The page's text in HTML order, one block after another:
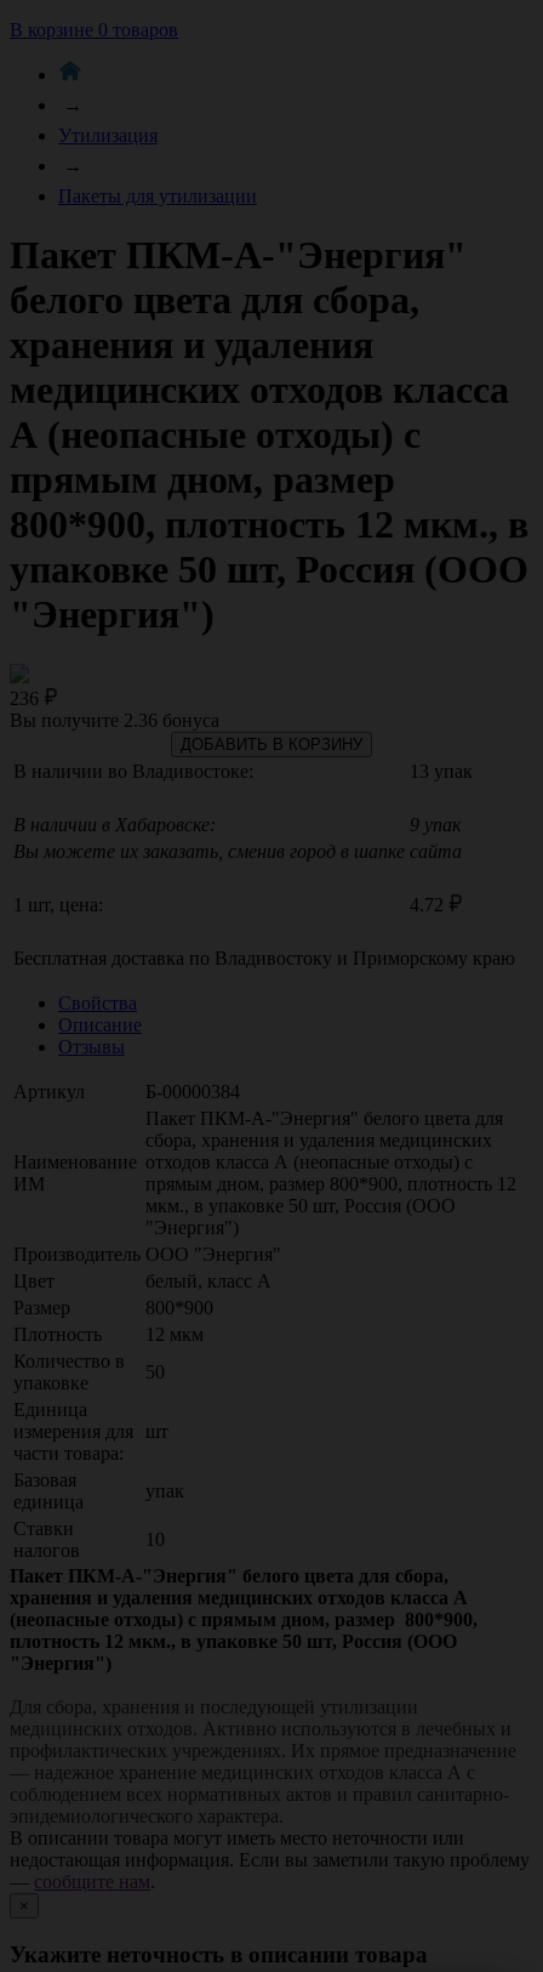
В корзине 0 товаров
→
Утилизация
→
Пакеты для утилизации
Пакет ПКМ-А-"Энергия"
белого цвета для сбора,
хранения и удаления
медицинских отходов класса
А (неопасные отходы) с
прямым дном, размер
800*900, плотность 12 мкм., в
упаковке 50 шт, Россия (ООО
"Энергия")
236
Вы получите 2.36 бонуса
ДОБАВИТЬ В КОРЗИНУ
В наличии во Владивостоке: 13 упак
В наличии в Хабаровске:
9 упак
Вы можете их заказать, сменив город в шапке сайта
1 шт, цена: 4.72
Бесплатная доставка по Владивостоку и Приморскому краю
Свойства
Описание
Отзывы
Артикул Б-00000384
Наименование
ИМ
Пакет ПКМ-А-"Энергия" белого цвета для
сбора, хранения и удаления медицинских
отходов класса А (неопасные отходы) с
прямым дном, размер 800*900, плотность 12
мкм., в упаковке 50 шт, Россия (ООО
"Энергия")
Производитель ООО "Энергия"
Цвет
белый, класс А
Размер
800*900
Плотность
12 мкм
Количество в
упаковке
50
Единица
измерения для
части товара:
шт
Базовая
единица
упак
Ставки
налогов
10
Пакет ПКМ-А-"Энергия" белого цвета для сбора,
хранения и удаления медицинских отходов класса А
(неопасные отходы) с прямым дном, размер 800*900,
плотность 12 мкм., в упаковке 50 шт, Россия (ООО
"Энергия")
Для сбора, хранения и последующей утилизации
медицинских отходов. Активно используются в лечебных и
профилактических учреждениях. Их прямое предназначение
— надежное хранение медицинских отходов класса А с
соблюдением всех нормативных актов и правил санитарно-
эпидемиологического характера.
В описании товара могут иметь место неточности или
недостающая информация. Если вы заметили такую проблему
— сообщите нам.
×
Укажите неточность в описании товара